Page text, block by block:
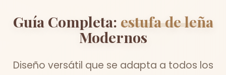
Guía Completa: estufa de leña
Modernos
Diseño versátil que se adapta a todos los